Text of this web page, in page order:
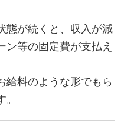
態が続くと、収入が減
ン等の固定費が支払え
給料のような形でもら